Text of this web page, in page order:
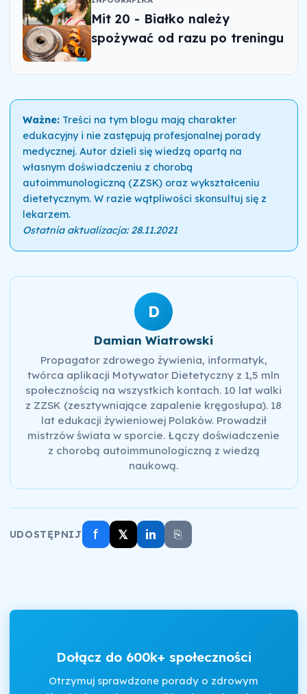
Mit 20 - Białko należy
spożywać od razu po treningu
Ważne:Treści na tym blogu mają charakter
edukacyjny i nie zastępują profesjonalnej porady
medycznej. Autor dzieli się wiedzą opartą na
własnym doświadczeniu z chorobą
autoimmunologiczną (ZZSK) oraz wykształceniu
dietetycznym. W razie wątpliwości skonsultuj się z
lekarzem.
Ostatnia aktualizacja: 28.11.2021
D
Damian Wiatrowski
Propagator zdrowego żywienia, informatyk,
twórca aplikacji Motywator Dietetyczny z 1,5 mln
społecznością na wszystkich kontach. 10 lat walki
z ZZSK (zesztywniające zapalenie kręgosłupa). 18
lat edukacji żywieniowej Polaków. Prowadził
mistrzów świata w sporcie. Łączy doświadczenie
z chorobą autoimmunologiczną z wiedzą
naukową.
UDOSTĘPNIJ f 𝕏 in ⎘
Dołącz do 600k+ społeczności
Otrzymuj sprawdzone porady o zdrowym